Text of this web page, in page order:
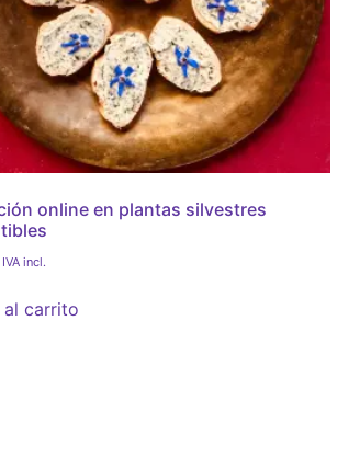
online en plantas silvestres
IVA incl.
al carrito